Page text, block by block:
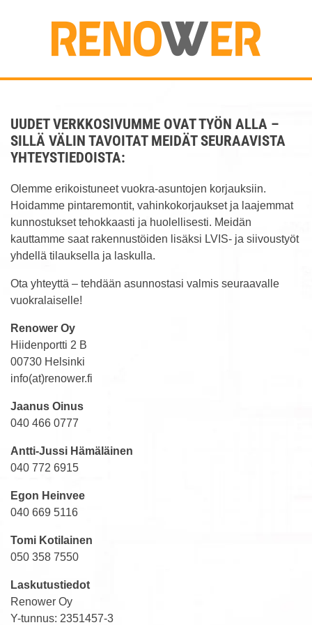
UUDET VERKKOSIVUMME OVAT TYÖN ALLA –
SILLÄ VÄLIN TAVOITAT MEIDÄT SEURAAVISTA
YHTEYSTIEDOISTA:
Olemme erikoistuneet vuokra-asuntojen korjauksiin.
Hoidamme pintaremontit, vahinkokorjaukset ja laajemmat
kunnostukset tehokkaasti ja huolellisesti. Meidän
kauttamme saat rakennustöiden lisäksi LVIS- ja siivoustyöt
yhdellä tilauksella ja laskulla.
Ota yhteyttä – tehdään asunnostasi valmis seuraavalle
vuokralaiselle!
Renower Oy
Hiidenportti 2 B
00730 Helsinki
info(at)renower.fi
Jaanus Oinus
040 466 0777
Antti-Jussi Hämäläinen
040 772 6915
Egon Heinvee
040 669 5116
Tomi Kotilainen
050 358 7550
Laskutustiedot
Renower Oy
Y-tunnus: 2351457-3